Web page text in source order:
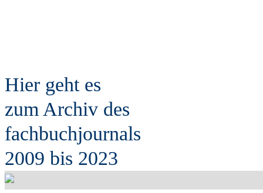
Hier geht es
zum Archiv des
fachbuchjournals
2009 bis 2023